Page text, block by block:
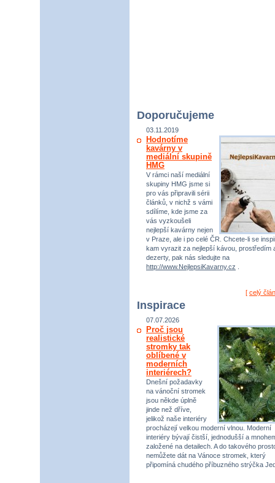
Doporučujeme
03.11.2019
Hodnotíme
kavárny v
mediální skupině
HMG
V rámci naší mediální
skupiny HMG jsme si
pro vás připravili sérii
článků, v nichž s vámi
sdílíme, kde jsme za
vás vyzkoušeli
nejlepší kavárny nejen
v Praze, ale i po celé ČR. Chcete-li se
kam vyrazit za nejlepší kávou, prostředím
dezerty, pak nás sledujte na
http://www.NejlepsiKavarny.cz
[ celý
Inspirace
07.07.2026
Proč jsou
realistické
stromky tak
oblíbené v
moderních
interiérech?
Dnešní požadavky
na vánoční stromek
jsou někde úplně
jinde než dříve,
jelikož naše interiéry
procházejí velkou moderní vlnou. Moderní
interiéry bývají čistší, jednodušší a
založené na detailech. A do takového
nemůžete dát na Vánoce stromek, který
připomíná chudého příbuzného strýčka